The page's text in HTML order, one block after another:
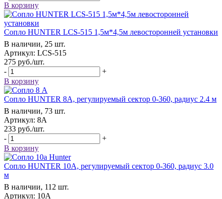
В корзину
Сопло HUNTER LCS-515 1,5м*4,5м левосторонней установки
В наличии, 25 шт.
Артикул: LCS-515
275 руб./шт.
-
+
В корзину
Сопло HUNTER 8А, регулируемый сектор 0-360, радиус 2.4 м
В наличии, 73 шт.
Артикул: 8А
233 руб./шт.
-
+
В корзину
Сопло HUNTER 10А, регулируемый сектор 0-360, радиус 3.0
м
В наличии, 112 шт.
Артикул: 10А